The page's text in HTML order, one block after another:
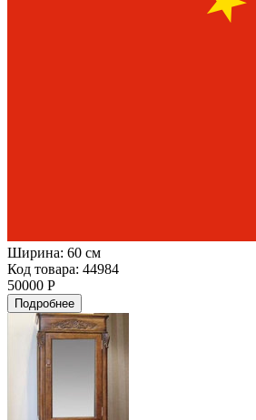
Ширина: 60 см
Код товара: 44984
50000 Р
Подробнее